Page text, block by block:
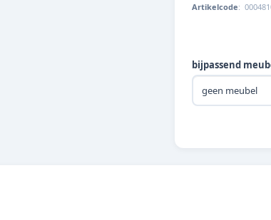
Artikelcode:
bijpassend